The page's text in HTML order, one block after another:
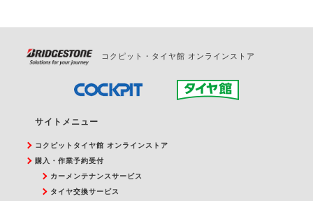
コクピット・タイヤ館 オンラインストア
サイトメニュー
コクピットタイヤ館 オンラインストア
購入・作業予約受付
カーメンテナンスサービス
タイヤ交換サービス